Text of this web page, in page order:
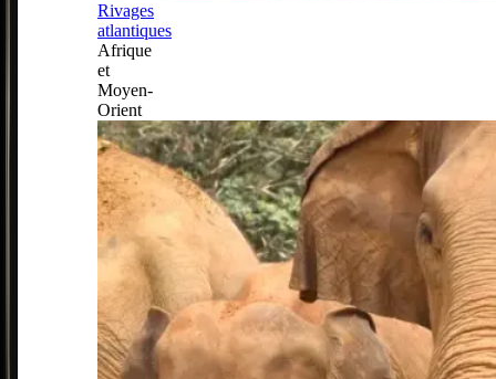
Rivages
atlantiques
Afrique
et
Moyen-
Orient